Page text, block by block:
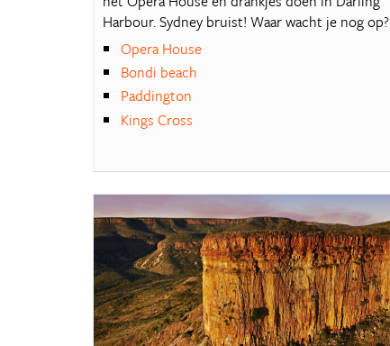
Harbour. Sydney bruist! Waar wacht je nog op?
Opera House
Bondi beach
Paddington
Kings Cross